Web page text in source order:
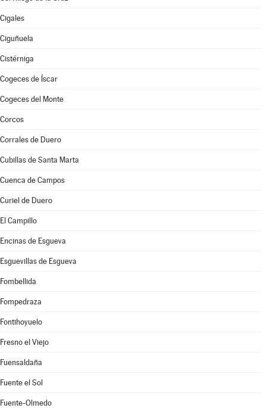
Cigales
Ciguñuela
Cistérniga
Cogeces de Íscar
Cogeces del Monte
Corcos
Corrales de Duero
Cubillas de Santa Marta
Cuenca de Campos
Curiel de Duero
El Campillo
Encinas de Esgueva
Esguevillas de Esgueva
Fombellida
Fompedraza
Fontihoyuelo
Fresno el Viejo
Fuensaldaña
Fuente el Sol
Fuente-Olmedo